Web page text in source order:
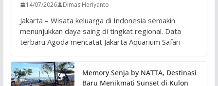
14/07/2026 Dimas Heriyanto
Jakarta – Wisata keluarga di Indonesia semakin
menunjukkan daya saing di tingkat regional. Data
terbaru Agoda mencatat Jakarta Aquarium Safari
Memory Senja by NATTA, Destinasi
Baru Menikmati Sunset di Kulon